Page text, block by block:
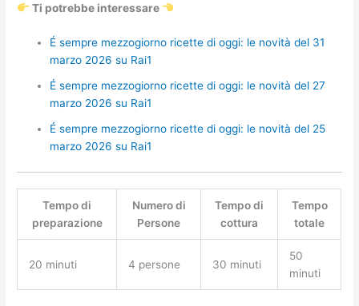
Ti potrebbe interessare
É sempre mezzogiorno ricette di oggi: le novità del 31
marzo 2026 su Rai1
É sempre mezzogiorno ricette di oggi: le novità del 27
marzo 2026 su Rai1
É sempre mezzogiorno ricette di oggi: le novità del 25
marzo 2026 su Rai1
Tempo di
preparazione
Numero di
Persone
Tempo di
cottura
Tempo
totale
20 minuti 4 persone 30 minuti
50
minuti